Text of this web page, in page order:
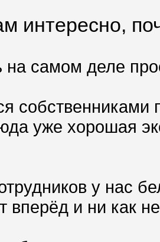
интересно,
на самом деле
собственниками
уже хорошая
у нас
вперёд и ни как